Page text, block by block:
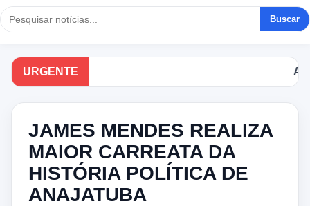
Buscar
URGENTE
JAMES MENDES REALIZA
MAIOR CARREATA DA
HISTÓRIA POLÍTICA DE
ANAJATUBA